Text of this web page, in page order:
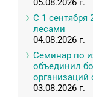
05.08.2026 г.
С 1 сентября
лесами
04.08.2026 г.
Семинар по
объединил
организаций
03.08.2026 г.